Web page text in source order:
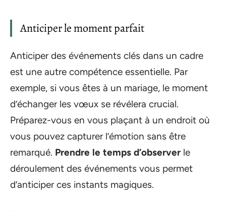
Anticiper le moment parfait
Anticiper des événements clés dans un cadre
est une autre compétence essentielle. Par
exemple, si vous êtes à un mariage, le moment
d’échanger les vœux se révélera crucial.
Préparez-vous en vous plaçant à un endroit où
vous pouvez capturer l’émotion sans être
remarqué. Prendre le temps d’observer le
déroulement des événements vous permet
d’anticiper ces instants magiques.